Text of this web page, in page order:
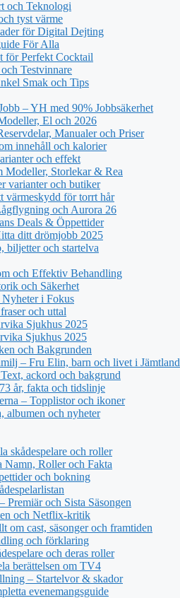
och Teknologi
tyst värme
för Digital Dejting
För Alla
för Perfekt Cocktail
Testvinnare
Smak och Tips
– YH med 90% Jobbsäkerhet
El och 2026
Manualer och Priser
innehåll och kalorier
och effekt
Storlekar & Rea
varianter och butiker
värmeskydd för torrt hår
och Aurora 26
Deals & Öppettider
ditt drömjobb 2025
biljetter och startelva
och Effektiv Behandling
och Säkerhet
i Fokus
och uttal
Sjukhus 2025
Sjukhus 2025
och Bakgrunden
– Fru Elin, barn och livet i Jämtland
ackord och bakgrund
år, fakta och tidslinje
– Topplistor och ikoner
albumen och nyheter
skådespelare och roller
Namn, Roller och Fakta
och bokning
och Sista Säsongen
och Netflix-kritik
om cast, säsonger och framtiden
och förklaring
och deras roller
berättelsen om TV4
– Startelvor & skador
evenemangsguide